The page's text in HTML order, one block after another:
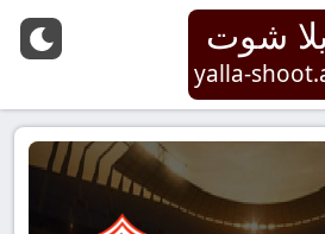
يلا شوت
yalla-